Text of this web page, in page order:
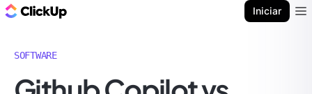
Iniciar
SOFTWARE